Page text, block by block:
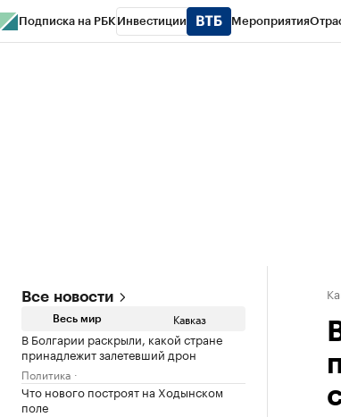
Подписка на РБК Инвестиции Мероприятия
Все новости
Весь мир Кавказ
В Болгарии раскрыли, какой стране
принадлежит залетевший дрон
Политика
Что нового построят на Ходынском
поле